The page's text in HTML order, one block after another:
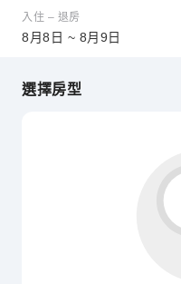
入住 – 退房
8月8日 ~ 8月9日
選擇房型